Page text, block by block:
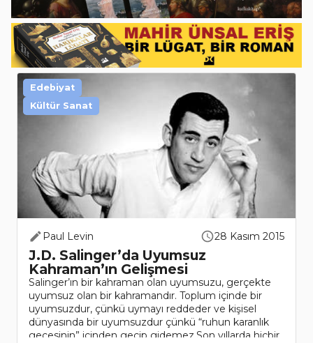
Paul Levin 28 Kasım 2015
J.D. Salinger’da Uyumsuz
Kahraman’ın Gelişmesi
Salinger’ın bir kahraman olan uyumsuzu, gerçekte
uyumsuz olan bir kahramandır. Toplum içinde bir
uyumsuzdur, çünkü uymayı reddeder ve kişisel
dünyasında bir uyumsuzdur çünkü “ruhun karanlık
gecesinin” içinden geçip gidemez.Son yıllarda hiçbir
Edebiyat
Kültür Sanat